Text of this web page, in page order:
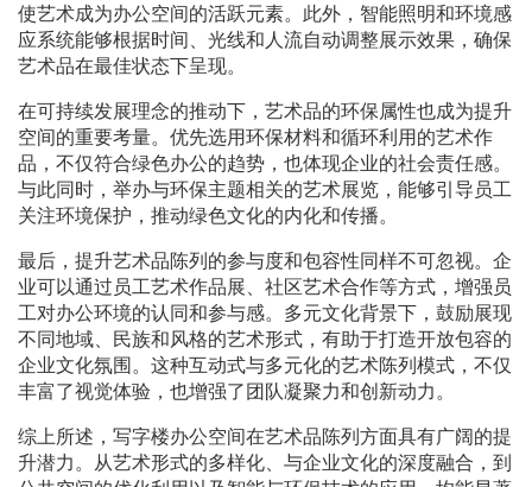
使艺术成为办公空间的活跃元素。此外，智能照明和环境感
应系统能够根据时间、光线和人流自动调整展示效果，确保
艺术品在最佳状态下呈现。
在可持续发展理念的推动下，艺术品的环保属性也成为提升
空间的重要考量。优先选用环保材料和循环利用的艺术作
品，不仅符合绿色办公的趋势，也体现企业的社会责任感。
与此同时，举办与环保主题相关的艺术展览，能够引导员工
关注环境保护，推动绿色文化的内化和传播。
最后，提升艺术品陈列的参与度和包容性同样不可忽视。企
业可以通过员工艺术作品展、社区艺术合作等方式，增强员
工对办公环境的认同和参与感。多元文化背景下，鼓励展现
不同地域、民族和风格的艺术形式，有助于打造开放包容的
企业文化氛围。这种互动式与多元化的艺术陈列模式，不仅
丰富了视觉体验，也增强了团队凝聚力和创新动力。
综上所述，写字楼办公空间在艺术品陈列方面具有广阔的提
升潜力。从艺术形式的多样化、与企业文化的深度融合，到